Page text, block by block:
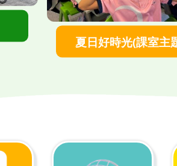
夏日好時光(課室主